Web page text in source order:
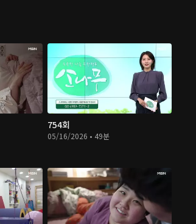
754회
05/16/2026 • 49분